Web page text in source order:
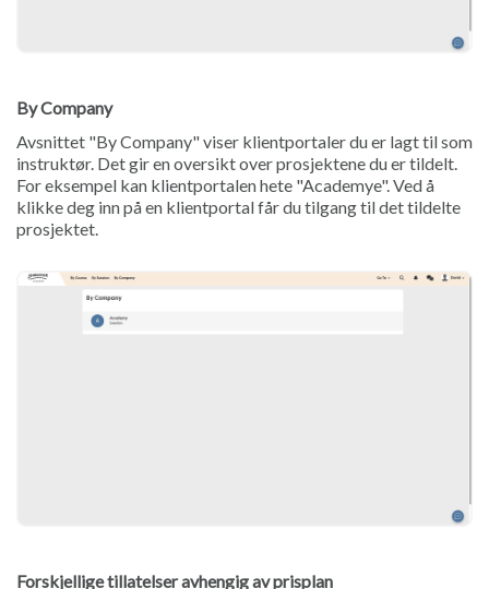
By Company
Avsnittet "By Company" viser klientportaler du er lagt til som
instruktør. Det gir en oversikt over prosjektene du er tildelt.
For eksempel kan klientportalen hete "Academye". Ved å
klikke deg inn på en klientportal får du tilgang til det tildelte
prosjektet.
Forskjellige tillatelser avhengig av prisplan